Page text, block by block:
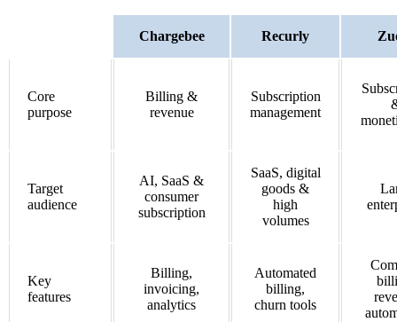
Chargebee Recurly
Core
purpose
Billing &
revenue
Subscription
management
Target
audience
AI, SaaS &
consumer
subscription
SaaS, digital
goods &
high
volumes
Key
features
Billing,
invoicing,
analytics
Automated
billing,
churn tools